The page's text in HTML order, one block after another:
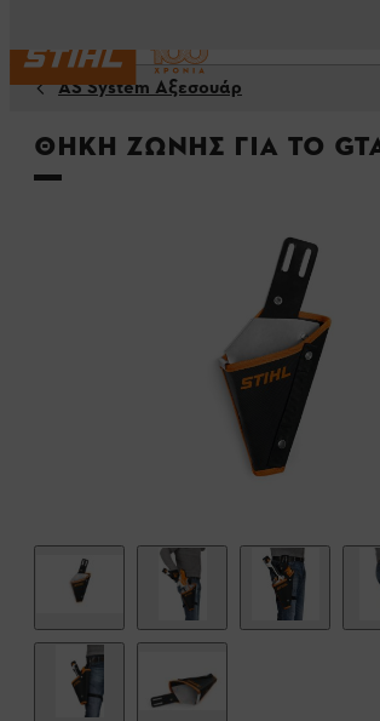
AS System Αξεσουάρ
Θήκη ζώνης για το